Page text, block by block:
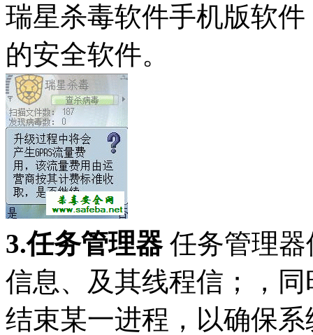
瑞星杀毒软件手机版软
的安全软件。
3.任务管理器任务管理器
信息、及其线程信；，
结束某一进程，以确保